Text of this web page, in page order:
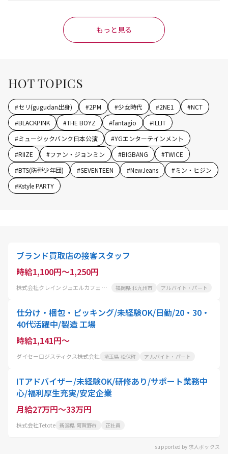
もっと見る
HOT TOPICS
#セリ(gugudan出身) #2PM #少女時代 #2NE1 #NCT
#BLACKPINK #THE BOYZ #fantagio #ILLIT
#ミュージックバンク日本公演 #YGエンターテインメント
#RIIZE #ファン・ジョンミン #BIGBANG #TWICE
#BTS(防弾少年団) #SEVENTEEN #NewJeans #ミン・ヒジン
#Kstyle PARTY
ブランド買取店の接客スタッフ
時給1,100円～1,250円
株式会社クレイン ジュエルカフェ アミュプラザ小倉店 福岡県 北九州市 アルバイト・パート
仕分け・梱包・ピッキング/未経験OK/日勤/20・30・
40代活躍中/製造 工場
時給1,141円～
ダイセーロジスティクス株式会社 埼玉県 松伏町 アルバイト・パート
ITアドバイザー/未経験OK/研修あり/サポート業務中
心/福利厚生充実/安定企業
月給27万円～33万円
株式会社Tetote 新潟県 阿賀野市 正社員
supported by 求人ボックス